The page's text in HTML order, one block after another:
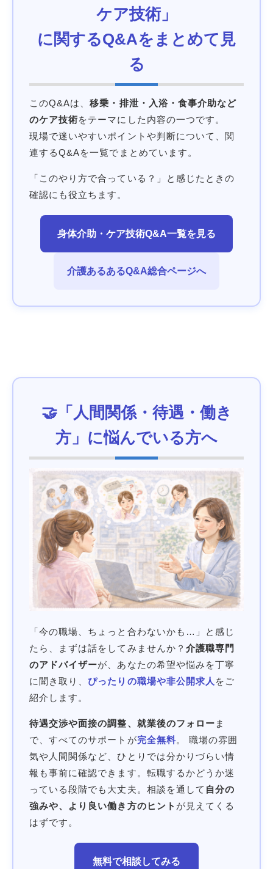
ケア技術」
に関するQ&Aをまとめて見
る
このQ&Aは、移乗・排泄・入浴・食事介助など
のケア技術をテーマにした内容の一つです。
現場で迷いやすいポイントや判断について、関
連するQ&Aを一覧でまとめています。
「このやり方で合っている？」と感じたときの
確認にも役立ちます。
身体介助・ケア技術Q&A一覧を見る
介護あるあるQ&A総合ページへ
🤝「人間関係・待遇・働き
方」に悩んでいる方へ
「今の職場、ちょっと合わないかも…」と感じ
たら、まずは話をしてみませんか？ 介護職専門
のアドバイザーが、あなたの希望や悩みを丁寧
に聞き取り、 ぴったりの職場や非公開求人 をご
紹介します。
待遇交渉や面接の調整、就業後のフォロー ま
で、すべてのサポートが完全無料。 職場の雰囲
気や人間関係など、ひとりでは分かりづらい情
報も事前に確認できます。転職するかどうか迷
っている段階でも大丈夫。相談を通して 自分の
強みや、より良い働き方のヒント が見えてくる
はずです。
無料で相談してみる